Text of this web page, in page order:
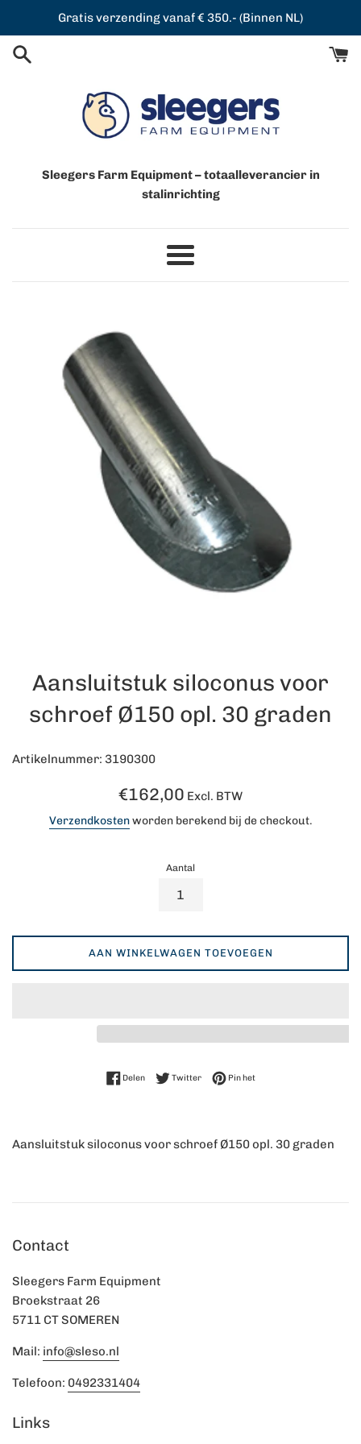
de
content
Gratis verzending vanaf € 350.- (Binnen NL)
Sleegers Farm Equipment – totaalleverancier in
stalinrichting
Menu
Aansluitstuk siloconus voor
schroef Ø150 opl. 30 graden
Artikelnummer: 3190300
Normale
€162,00 Excl. BTW
Verzendkostenworden berekend bij de checkout.
Aantal
AAN WINKELWAGEN TOEVOEGEN
DelenDelen op Facebook
TwitterTwitteren op Twitter
Pin hetPinnen op Pinterest
Aansluitstuk siloconus voor schroef Ø150 opl. 30 graden
Contact
Sleegers Farm Equipment
Broekstraat 26
5711 CT SOMEREN
Mail: info@sleso.nl
Telefoon: 0492331404
Links